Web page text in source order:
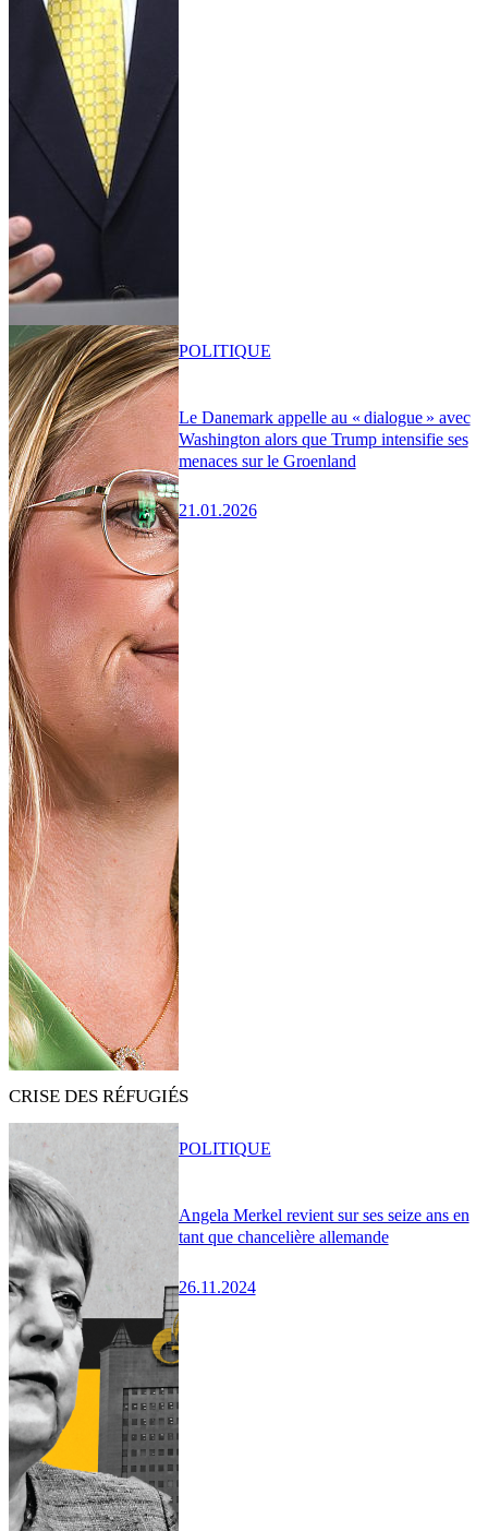
Le Danemark appelle au « dialogue » avec
Washington alors que Trump intensifie ses
menaces sur le Groenland
21.01.2026
POLITIQUE
CRISE DES RÉFUGIÉS
Angela Merkel revient sur ses seize ans en
tant que chancelière allemande
26.11.2024
POLITIQUE